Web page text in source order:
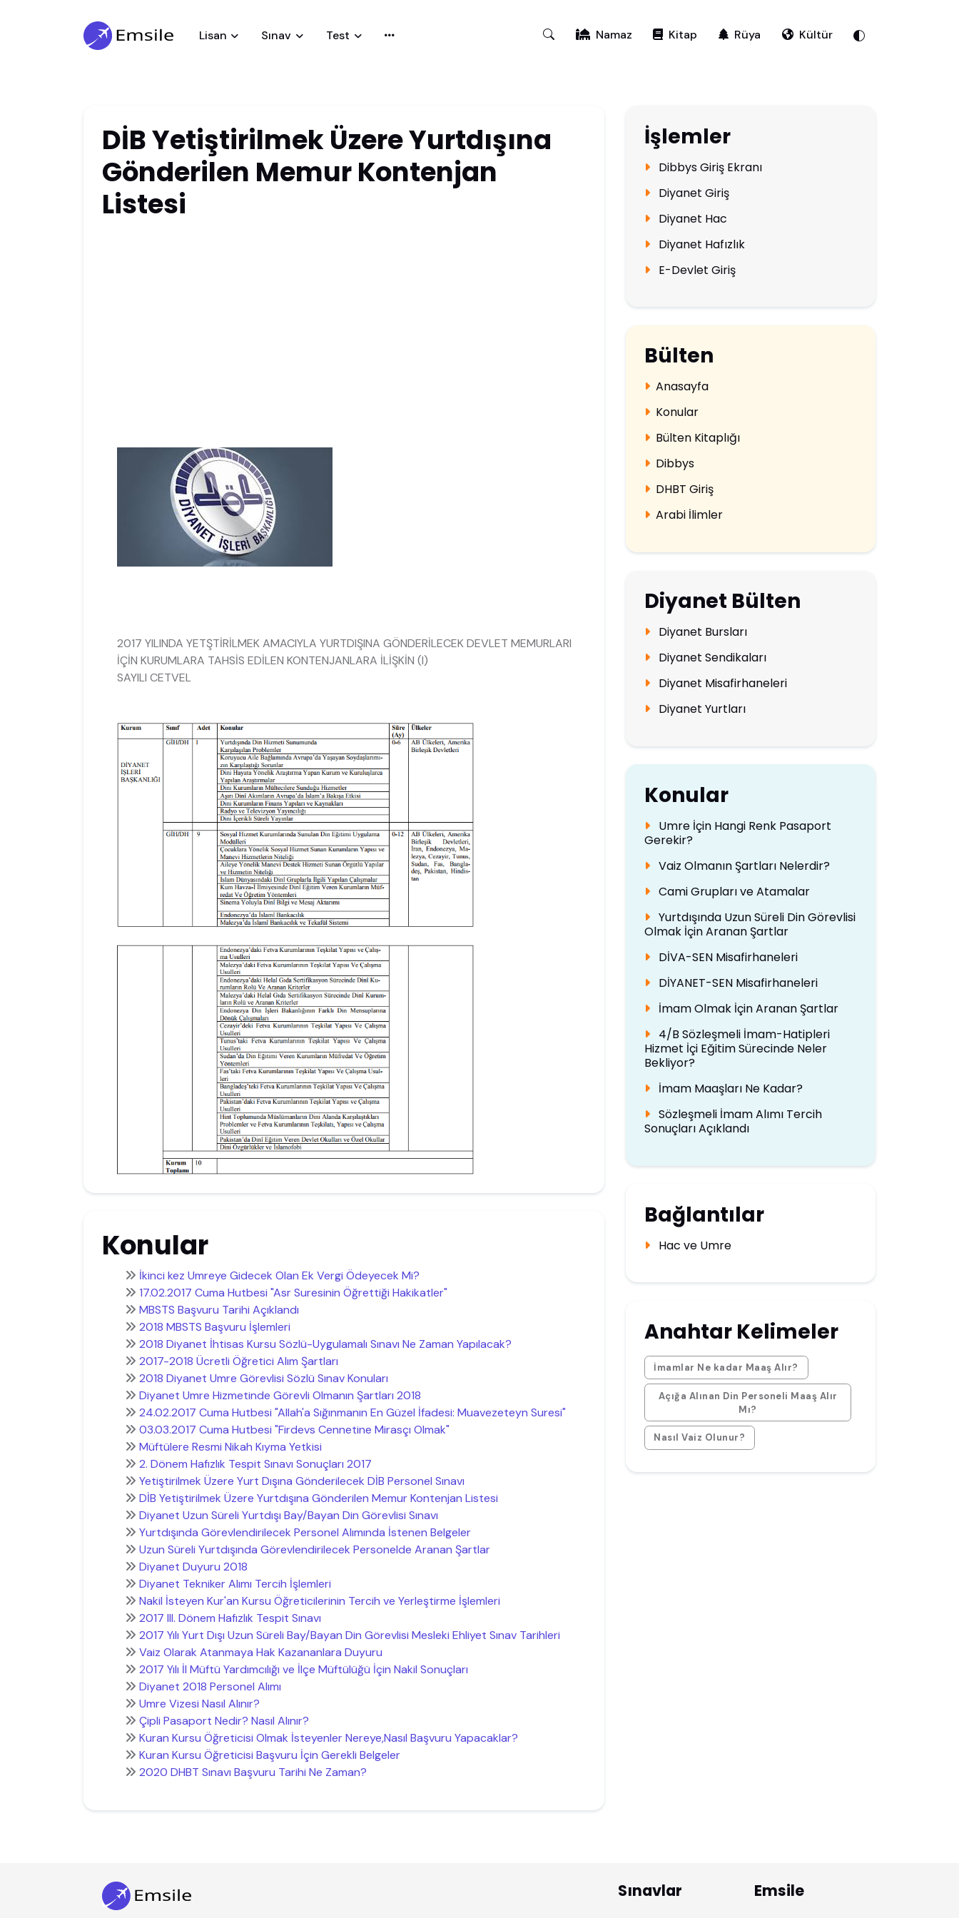
Lisan Sınav Test Namaz Kitap Rüya Kültür
DİB Yetiştirilmek Üzere Yurtdışına
Gönderilen Memur Kontenjan
Listesi
2017 YILINDA YETŞTİRİLMEK AMACIYLA YURTDIŞINA GÖNDERİLECEK DEVLET MEMURLARI
İÇİN KURUMLARA TAHSİS EDİLEN KONTENJANLARA İLİŞKİN (I)
SAYILI CETVEL
Konular
İkinci kez Umreye Gidecek Olan Ek Vergi Ödeyecek Mi?
17.02.2017 Cuma Hutbesi "Asr Suresinin Öğrettiği Hakikatler"
MBSTS Başvuru Tarihi Açıklandı
2018 MBSTS Başvuru İşlemleri
2018 Diyanet İhtisas Kursu Sözlü-Uygulamalı Sınavı Ne Zaman Yapılacak?
2017-2018 Ücretli Öğretici Alım Şartları
2018 Diyanet Umre Görevlisi Sözlü Sınav Konuları
Diyanet Umre Hizmetinde Görevli Olmanın Şartları 2018
24.02.2017 Cuma Hutbesi "Allah'a Sığınmanın En Güzel İfadesi: Muavezeteyn Suresi"
03.03.2017 Cuma Hutbesi "Firdevs Cennetine Mirasçı Olmak"
Müftülere Resmi Nikah Kıyma Yetkisi
2. Dönem Hafızlık Tespit Sınavı Sonuçları 2017
Yetiştirilmek Üzere Yurt Dışına Gönderilecek DİB Personel Sınavı
DİB Yetiştirilmek Üzere Yurtdışına Gönderilen Memur Kontenjan Listesi
Diyanet Uzun Süreli Yurtdışı Bay/Bayan Din Görevlisi Sınavı
Yurtdışında Görevlendirilecek Personel Alımında İstenen Belgeler
Uzun Süreli Yurtdışında Görevlendirilecek Personelde Aranan Şartlar
Diyanet Duyuru 2018
Diyanet Tekniker Alımı Tercih İşlemleri
Nakil İsteyen Kur'an Kursu Öğreticilerinin Tercih ve Yerleştirme İşlemleri
2017 III. Dönem Hafızlık Tespit Sınavı
2017 Yılı Yurt Dışı Uzun Süreli Bay/Bayan Din Görevlisi Mesleki Ehliyet Sınav Tarihleri
Vaiz Olarak Atanmaya Hak Kazananlara Duyuru
2017 Yılı İl Müftü Yardımcılığı ve İlçe Müftülüğü İçin Nakil Sonuçları
Diyanet 2018 Personel Alımı
Umre Vizesi Nasıl Alınır?
Çipli Pasaport Nedir? Nasıl Alınır?
Kuran Kursu Öğreticisi Olmak İsteyenler Nereye,Nasıl Başvuru Yapacaklar?
Kuran Kursu Öğreticisi Başvuru İçin Gerekli Belgeler
2020 DHBT Sınavı Başvuru Tarihi Ne Zaman?
İşlemler
Dibbys Giriş Ekranı
Diyanet Giriş
Diyanet Hac
Diyanet Hafızlık
E-Devlet Giriş
Bülten
Anasayfa
Konular
Bülten Kitaplığı
Dibbys
DHBT Giriş
Arabi İlimler
Diyanet Bülten
Diyanet Bursları
Diyanet Sendikaları
Diyanet Misafirhaneleri
Diyanet Yurtları
Konular
Umre İçin Hangi Renk Pasaport
Gerekir?
Vaiz Olmanın Şartları Nelerdir?
Cami Grupları ve Atamalar
Yurtdışında Uzun Süreli Din Görevlisi
Olmak İçin Aranan Şartlar
DİVA-SEN Misafirhaneleri
DİYANET-SEN Misafirhaneleri
İmam Olmak İçin Aranan Şartlar
4/B Sözleşmeli İmam-Hatipleri
Hizmet İçi Eğitim Sürecinde Neler
Bekliyor?
İmam Maaşları Ne Kadar?
Sözleşmeli İmam Alımı Tercih
Sonuçları Açıklandı
Bağlantılar
Hac ve Umre
Anahtar Kelimeler
İmamlar Ne kadar Maaş Alır?
Açığa Alınan Din Personeli Maaş Alır
Mı?
Nasıl Vaiz Olunur?
Sınavlar Emsile